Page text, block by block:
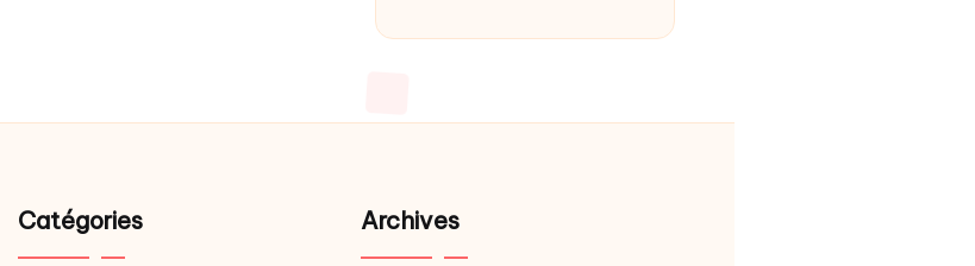
Catégories Archives